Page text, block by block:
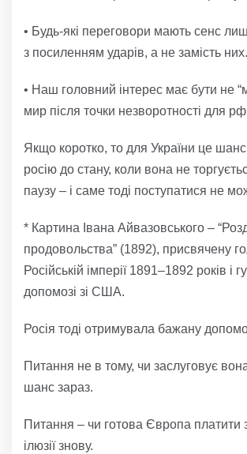
• Будь-які переговори мають сенс
з посиленням ударів, а не замість них.
• Наш головний інтерес має бути не
мир після точки незворотності для
Якщо коротко, то для України це
росію до стану, коли вона не
паузу – і саме тоді поступатися не
* Картина Івана Айвазовського –
продовольства” (1892), присвячену
Російській імперії 1891–1892 років і
допомозі зі США.
Росія тоді отримувала бажану
Питання не в тому, чи заслуговує
шанс зараз.
Питання – чи готова Європа платити
ілюзії знову.